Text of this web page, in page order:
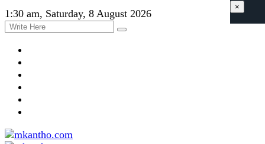
1:30 am, Saturday, 8 August 2026
×